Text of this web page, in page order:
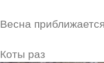
Весна
Коты раз